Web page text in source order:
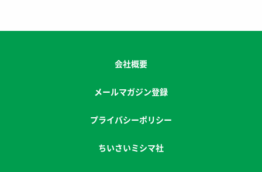
会社概要
メールマガジン登録
プライバシーポリシー
ちいさいミシマ社